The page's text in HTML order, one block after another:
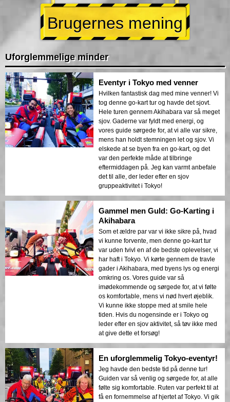
Brugernes mening
Uforglemmelige minder
Eventyr i Tokyo med venner
Hvilken fantastisk dag med mine venner! Vi
tog denne go-kart tur og havde det sjovt.
Hele turen gennem Akihabara var så meget
sjov. Gaderne var fyldt med energi, og
vores guide sørgede for, at vi alle var sikre,
mens han holdt stemningen let og sjov. Vi
elskede at se byen fra en go-kart, og det
var den perfekte måde at tilbringe
eftermiddagen på. Jeg kan varmt anbefale
det til alle, der leder efter en sjov
gruppeaktivitet i Tokyo!
Gammel men Guld: Go-Karting i
Akihabara
Som et ældre par var vi ikke sikre på, hvad
vi kunne forvente, men denne go-kart tur
var uden tvivl en af de bedste oplevelser, vi
har haft i Tokyo. Vi kørte gennem de travle
gader i Akihabara, med byens lys og energi
omkring os. Vores guide var så
imødekommende og sørgede for, at vi følte
os komfortable, mens vi nød hvert øjeblik.
Vi kunne ikke stoppe med at smile hele
tiden. Hvis du nogensinde er i Tokyo og
leder efter en sjov aktivitet, så tøv ikke med
at give dette et forsøg!
En uforglemmelig Tokyo-eventyr!
Jeg havde den bedste tid på denne tur!
Guiden var så venlig og sørgede for, at alle
følte sig komfortable. Ruten var perfekt til at
få en fornemmelse af hjertet af Tokyo. Vi gik